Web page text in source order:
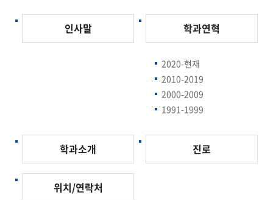
인사말 학과연혁
2020-현재
2010-2019
2000-2009
1991-1999
학과소개 진로
위치/연락처